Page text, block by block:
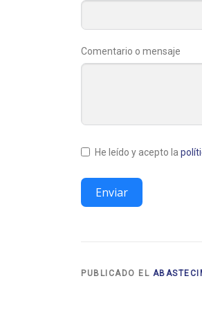
Comentario o mensaje
He leído y acepto la
Enviar
PUBLICADO EL